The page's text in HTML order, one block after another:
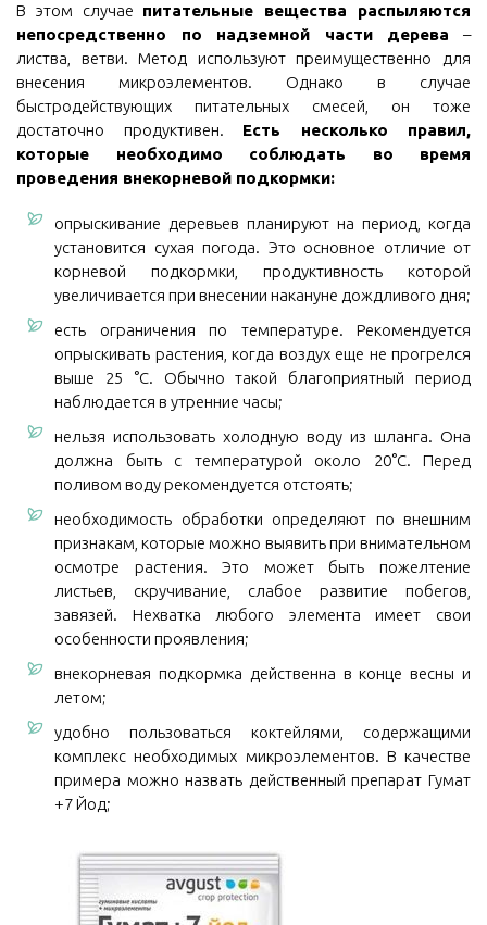
В этом случае питательные вещества распыляются
непосредственно по надземной части дерева –
листва, ветви. Метод используют преимущественно для
внесения микроэлементов. Однако в случае
быстродействующих питательных смесей, он тоже
достаточно продуктивен. Есть несколько правил,
которые необходимо соблюдать во время
проведения внекорневой подкормки:
опрыскивание деревьев планируют на период, когда
установится сухая погода. Это основное отличие от
корневой подкормки, продуктивность которой
увеличивается при внесении накануне дождливого дня;
есть ограничения по температуре. Рекомендуется
опрыскивать растения, когда воздух еще не прогрелся
выше 25 °С. Обычно такой благоприятный период
наблюдается в утренние часы;
нельзя использовать холодную воду из шланга. Она
должна быть с температурой около 20°С. Перед
поливом воду рекомендуется отстоять;
необходимость обработки определяют по внешним
признакам, которые можно выявить при внимательном
осмотре растения. Это может быть пожелтение
листьев, скручивание, слабое развитие побегов,
завязей. Нехватка любого элемента имеет свои
особенности проявления;
внекорневая подкормка действенна в конце весны и
летом;
удобно пользоваться коктейлями, содержащими
комплекс необходимых микроэлементов. В качестве
примера можно назвать действенный препарат Гумат
+7 Йод;